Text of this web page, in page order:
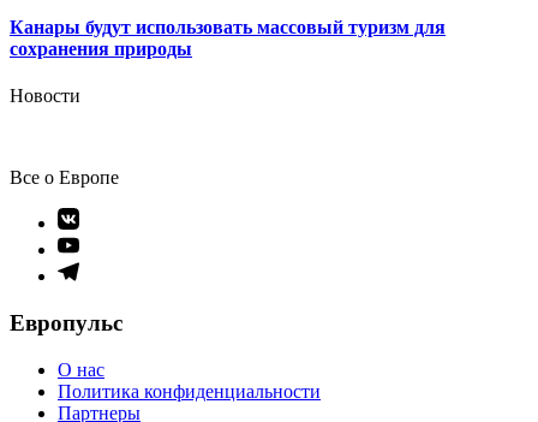
Канары будут использовать массовый туризм для
сохранения природы
Новости
Все о Европе
Элемент
меню
Элемент
меню
Элемент
Европульс
О нас
Политика конфиденциальности
Партнеры